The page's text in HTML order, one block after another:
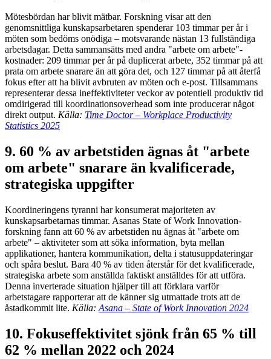
Mötesbördan har blivit mätbar. Forskning visar att den
genomsnittliga kunskapsarbetaren spenderar 103 timmar per år i
möten som bedöms onödiga – motsvarande nästan 13 fullständiga
arbetsdagar. Detta sammansätts med andra "arbete om arbete"-
kostnader: 209 timmar per år på duplicerat arbete, 352 timmar på att
prata om arbete snarare än att göra det, och 127 timmar på att återfå
fokus efter att ha blivit avbruten av möten och e-post. Tillsammans
representerar dessa ineffektiviteter veckor av potentiell produktiv tid
omdirigerad till koordinationsoverhead som inte producerar något
direkt output. Källa: Time Doctor – Workplace Productivity
Statistics 2025
9. 60 % av arbetstiden ägnas åt "arbete
om arbete" snarare än kvalificerade,
strategiska uppgifter
Koordineringens tyranni har konsumerat majoriteten av
kunskapsarbetarnas timmar. Asanas State of Work Innovation-
forskning fann att 60 % av arbetstiden nu ägnas åt "arbete om
arbete" – aktiviteter som att söka information, byta mellan
applikationer, hantera kommunikation, delta i statusuppdateringar
och spåra beslut. Bara 40 % av tiden återstår för det kvalificerade,
strategiska arbete som anställda faktiskt anställdes för att utföra.
Denna inverterade situation hjälper till att förklara varför
arbetstagare rapporterar att de känner sig utmattade trots att de
åstadkommit lite. Källa: Asana – State of Work Innovation 2024
10. Fokuseffektivitet sjönk från 65 % till
62 % mellan 2022 och 2024